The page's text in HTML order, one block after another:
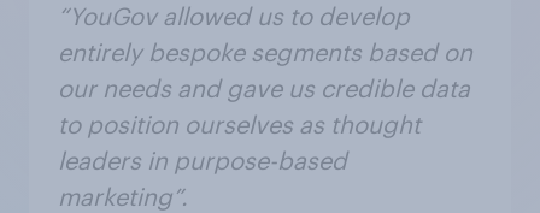
“YouGov allowed us to develop
entirely bespoke segments based on
our needs and gave us credible data
to position ourselves as thought
leaders in purpose-based
marketing”.